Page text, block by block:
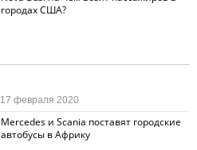
городах США?
Mercedes и Scania поставят городские
автобусы в Африку
17 февраля 2020